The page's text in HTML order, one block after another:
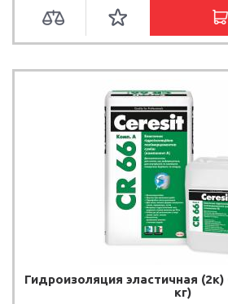
Гидроизоляция эластичная (2к)
кг)